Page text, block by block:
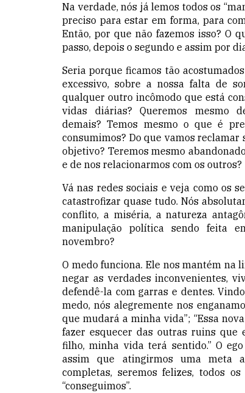
Na verdade, nós já lemos todos os
preciso para estar em forma, para
Então, por que não fazemos isso? O
passo, depois o segundo e assim por
Seria porque ficamos tão
excessivo, sobre a nossa falta de
qualquer outro incômodo que está
vidas diárias? Queremos mesmo
demais? Temos mesmo o que é
consumimos? Do que vamos reclamar
objetivo? Teremos mesmo
e de nos relacionarmos com os outros?
Vá nas redes sociais e veja como os
catastrofizar quase tudo. Nós
conflito, a miséria, a natureza
manipulação política sendo feita
novembro?
O medo funciona. Ele nos mantém na
negar as verdades inconvenientes,
defendê-la com garras e dentes.
medo, nós alegremente nos
que mudará a minha vida”; “Essa
fazer esquecer das outras ruins que
filho, minha vida terá sentido.” O
assim que atingirmos uma meta
completas, seremos felizes, todos
“conseguimos”.